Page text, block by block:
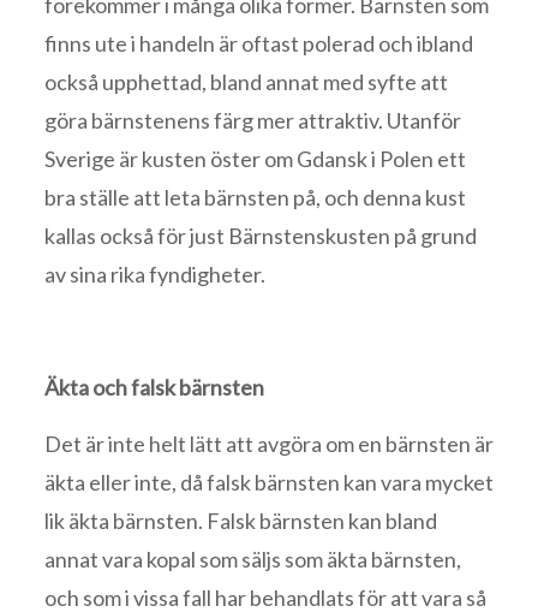
finns ute i handeln är oftast polerad och ibland
också upphettad, bland annat med syfte att
göra bärnstenens färg mer attraktiv. Utanför
Sverige är kusten öster om Gdansk i Polen ett
bra ställe att leta bärnsten på, och denna kust
kallas också för just Bärnstenskusten på grund
av sina rika fyndigheter.
Äkta och falsk bärnsten
Det är inte helt lätt att avgöra om en bärnsten är
äkta eller inte, då falsk bärnsten kan vara mycket
lik äkta bärnsten. Falsk bärnsten kan bland
annat vara kopal som säljs som äkta bärnsten,
och som i vissa fall har behandlats för att vara så